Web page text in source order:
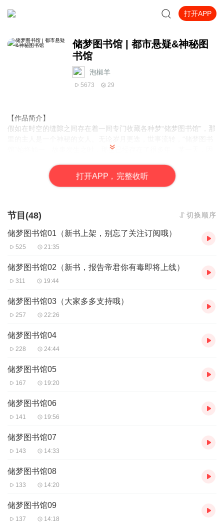
打开APP
储梦图书馆 | 都市悬疑&神秘图
书馆
泡椒羊
5673 29
【作品简介】
假如在时空的缝隙之间存在着一间专门收藏各种梦“储梦图书馆”，那
馆”始终如一。故事发生之时，那里已经存在了很多年。某一天，因
打开APP，完整收听
节目(48) 切换顺序
储梦图书馆01（新书上架，别忘了关注订阅哦）
525 21:35
储梦图书馆02（新书，报告帝君你有毒即将上线）
311 19:44
储梦图书馆03（大家多多支持哦）
257 22:26
储梦图书馆04
228 24:44
储梦图书馆05
167 19:20
储梦图书馆06
141 19:56
储梦图书馆07
143 14:33
储梦图书馆08
133 14:20
储梦图书馆09
137 14:18